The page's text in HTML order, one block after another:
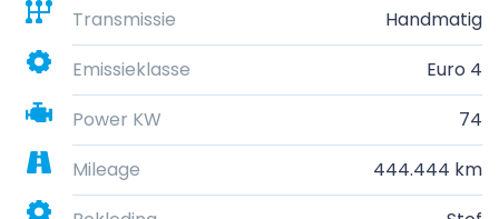
Transmissie
Handmatig
Emissieklasse
Euro 4
Power KW
74
Mileage
444.444 km